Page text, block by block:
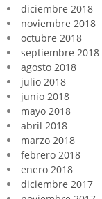
diciembre 2018
noviembre 2018
octubre 2018
septiembre 2018
agosto 2018
julio 2018
junio 2018
mayo 2018
abril 2018
marzo 2018
febrero 2018
enero 2018
diciembre 2017